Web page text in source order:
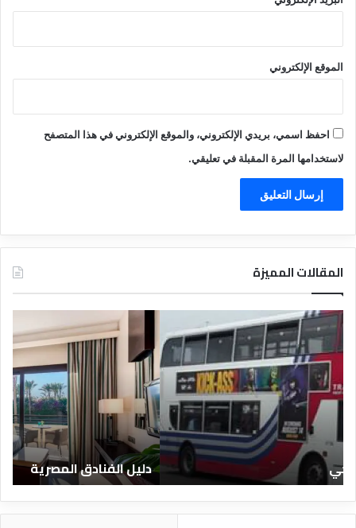
الموقع الإلكتروني
احفظ اسمي، بريدي الإلكتروني، والموقع الإلكتروني في هذا المتصفح
لاستخدامها المرة المقبلة في تعليقي.
المقالات المميزة
د
ي
ا
ل
د
ق
ا
ل
دليل الفنادق المصرية
ق